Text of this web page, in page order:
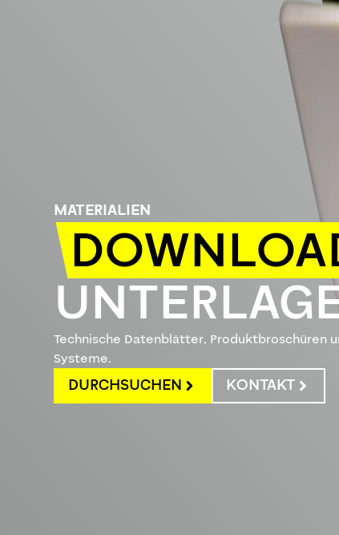
MATERIALIEN
Technische Datenblätter, Produktbroschüren
Systeme.
DURCHSUCHEN KONTAKT